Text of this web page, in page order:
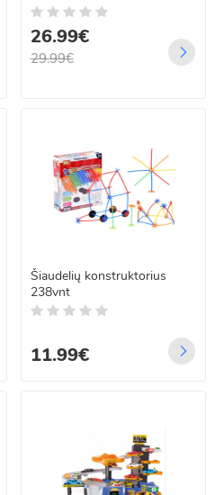
26.99€
29.99€
Šiaudelių konstruktorius
238vnt
11.99€